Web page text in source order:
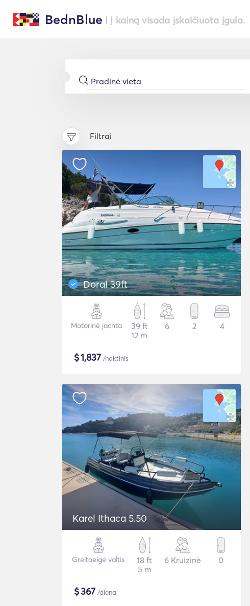
BednBlue | Į kainą visada įskaičiuota įgula.
Filtrai
Doral 39ft
Motorinė jachta
39 ft
12 m
6 2 4
$1,837 /naktinis
Karel Ithaca 5.50
Greitaeigė valtis
18 ft
5 m
6 Kruizinė 0
$367 /diena